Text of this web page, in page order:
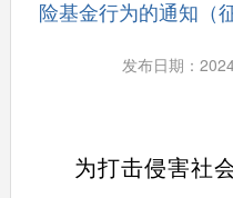
险基金行为的通知（
发布日期：
为打击侵害社会